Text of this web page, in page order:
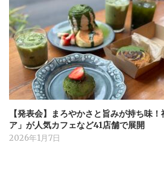
【発表会】まろやかさと旨みが持ち味
ア」が人気カフェなど41店舗で展開
2026年1月7日